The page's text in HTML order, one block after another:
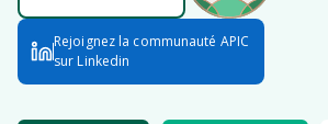
Rejoignez la communauté APIC
sur Linkedin